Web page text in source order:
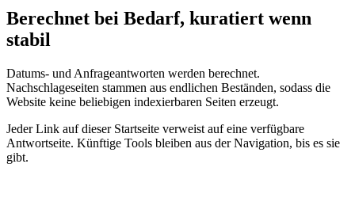
Berechnet bei Bedarf, kuratiert wenn
stabil
Datums- und Anfrageantworten werden berechnet.
Nachschlageseiten stammen aus endlichen Beständen, sodass die
Website keine beliebigen indexierbaren Seiten erzeugt.
Jeder Link auf dieser Startseite verweist auf eine verfügbare
Antwortseite. Künftige Tools bleiben aus der Navigation, bis es sie
gibt.